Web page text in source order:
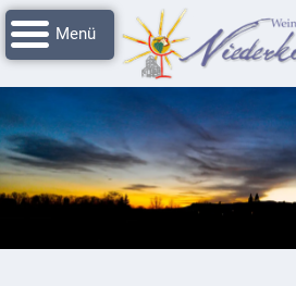
Navigation
überspringen
Startseite
Grussworte
Rathaus
Unser
Niederkirchen
Impressionen